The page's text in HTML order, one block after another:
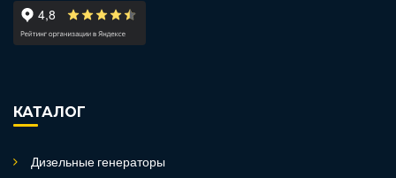
КАТАЛОГ
Дизельные генераторы